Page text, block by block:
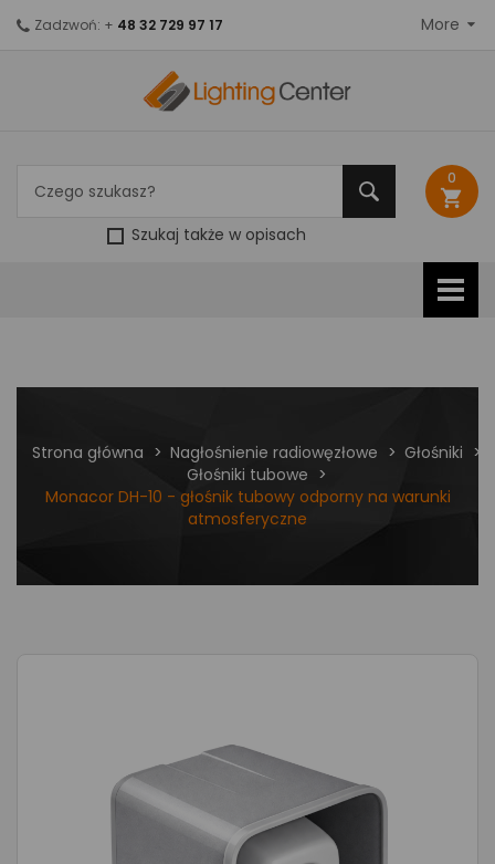
Szukaj także w opisach
0
shopping_cart
Zadzwoń: + 48 32 729 97 17 More
Strona główna Nagłośnienie radiowęzłowe
Głośniki
Głośniki tubowe
Monacor DH-10 - głośnik tubowy odporny na warunki
atmosferyczne